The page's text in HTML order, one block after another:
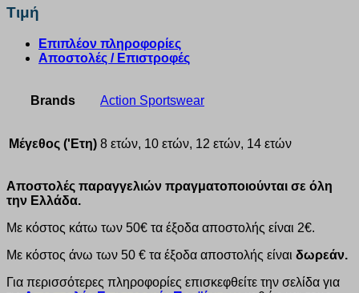
Τιμή
Επιπλέον πληροφορίες
Αποστολές / Επιστροφές
Brands Action Sportswear
Μέγεθος ('Ετη) 8 ετών, 10 ετών, 12 ετών, 14 ετών
Αποστολές παραγγελιών πραγματοποιούνται σε όλη
την Ελλάδα.
Με κόστος κάτω των 50€ τα έξοδα αποστολής είναι 2€.
Με κόστος άνω των 50 € τα έξοδα αποστολής είναι δωρεάν.
Για περισσότερες πληροφορίες επισκεφθείτε την σελίδα για